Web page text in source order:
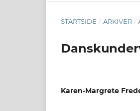
STARTSIDE / ARKIVER /
Karen-Margrete